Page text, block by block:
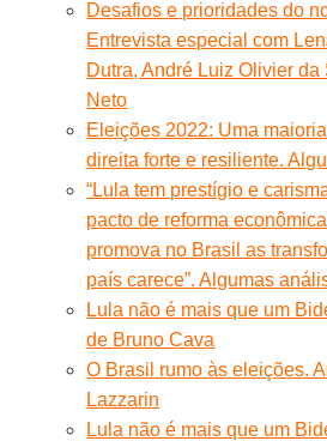
Desafios e prioridades do
Entrevista especial com
Dutra, André Luiz Olivier
Neto
Eleições 2022: Uma
direita forte e resiliente.
“Lula tem prestígio e
pacto de reforma
promova no Brasil as
país carece”. Algumas
Lula não é mais que um
de Bruno Cava
O Brasil rumo às eleições.
Lazzarin
Lula não é mais que um